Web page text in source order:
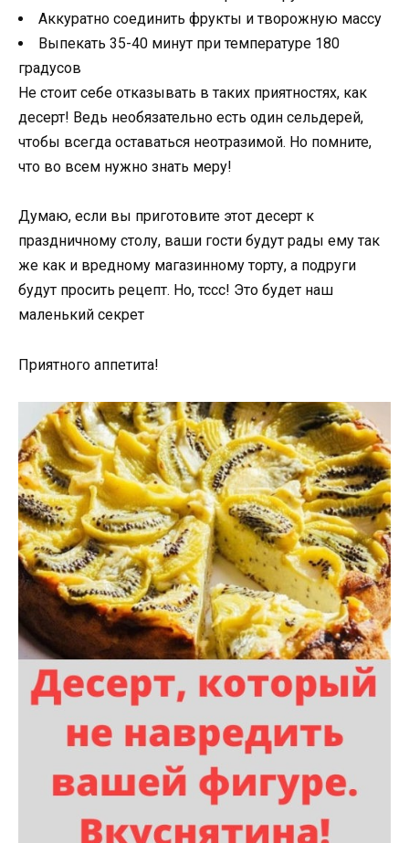
Аккуратно соединить фрукты и творожную массу
Выпекать 35-40 минут при температуре 180
градусов
Не стоит себе отказывать в таких приятностях, как
десерт! Ведь необязательно есть один сельдерей,
чтобы всегда оставаться неотразимой. Но помните,
что во всем нужно знать меру!
Думаю, если вы приготовите этот десерт к
праздничному столу, ваши гости будут рады ему так
же как и вредному магазинному торту, а подруги
будут просить рецепт. Но, тссс! Это будет наш
маленький секрет
Приятного аппетита!